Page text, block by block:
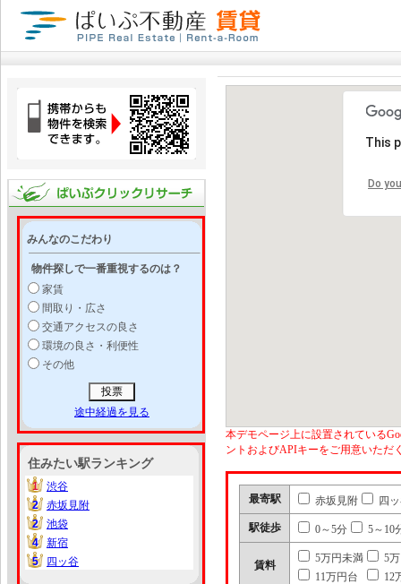
みんなのこだわり
物件探しで一番重視するのは？
家賃
間取り・広さ
交通アクセスの良さ
環境の良さ・利便性
その他
途中経過を見る
住みたい駅ランキング
1
1
渋谷
2
2
赤坂見附
2
2
池袋
4
4
新宿
5
5 四ッ谷
This
Do
本デモページ上に設置されている
ントおよびAPIキーをご用意いただ
最寄駅 赤坂見附 四
駅徒歩 0～5分 5～10
賃料
5万円未満
5
11万円台
12